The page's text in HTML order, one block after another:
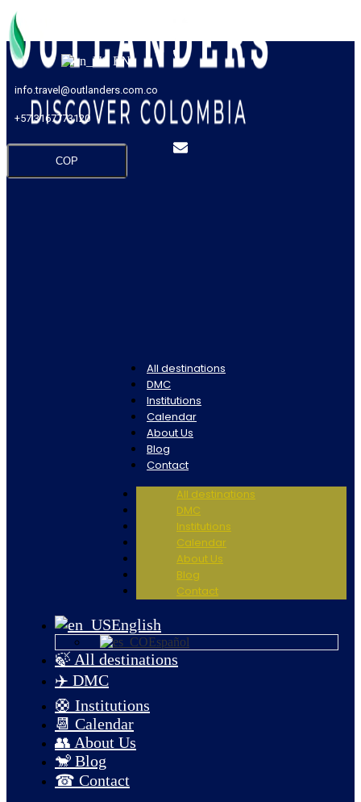
EN
COP
info.travel@outlanders.com.co
+57 3167773120
All destinations
DMC
Institutions
Calendar
About Us
Blog
Contact
All destinations
DMC
Institutions
Calendar
About Us
Blog
Contact
English
Español
🍃 All destinations
✈️ DMC
🛟 Institutions
📆 Calendar
👥 About Us
🐒 Blog
☎ Contact